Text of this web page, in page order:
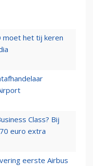
moet het tij keren
Class? Bij
euro extra
eerste Airbus